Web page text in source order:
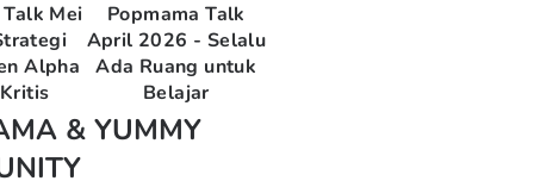
Mei
Alpha
Popmama Talk
April 2026 - Selalu
Ada Ruang untuk
Belajar
& YUMMY